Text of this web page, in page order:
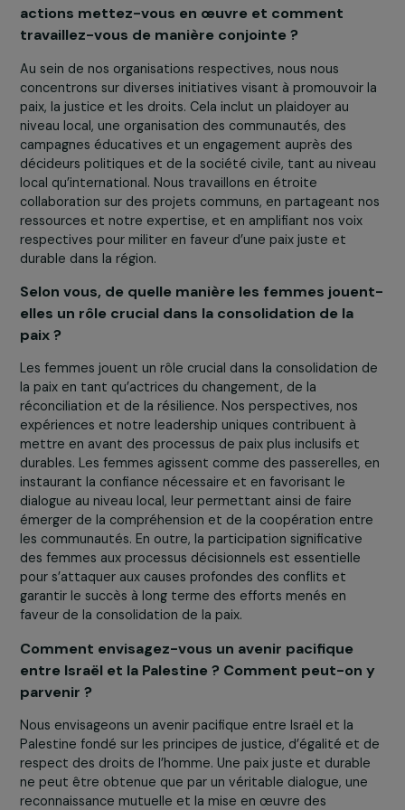
minées par la peur et le manque de sécurité, tant pour
Israélien.ne.s que pour les Palestinien.ne.s, nous a
Notre engagement en faveur de la paix découle donc
conviction qu’il s’agit non seulement d’un impératif
mais aussi d’une nécessité pratique pour le bien-être
sécurité de tous.tes les habitant.e.s de la région.
Au sein de vos organisations respectives,
actions mettez-vous en œuvre et comment
travaillez-vous de manière conjointe ?
Au sein de nos organisations respectives, nous nous
paix, la justice et les droits. Cela inclut un plaidoyer au
niveau local, une organisation des communautés, des
campagnes éducatives et un engagement auprès des
décideurs politiques et de la société civile, tant au
local qu’international. Nous travaillons en étroite
collaboration sur des projets communs, en partageant
ressources et notre expertise, et en amplifiant nos voix
respectives pour militer en faveur d’une paix juste et
durable dans la région.
Selon vous, de quelle manière les femmes
elles un rôle crucial dans la consolidation de la
paix ?
Les femmes jouent un rôle crucial dans la consolidation
la paix en tant qu’actrices du changement, de la
expériences et notre leadership uniques contribuent à
mettre en avant des processus de paix plus inclusifs et
durables. Les femmes agissent comme des passerelles,
instaurant la confiance nécessaire et en favorisant le
dialogue au niveau local, leur permettant ainsi de faire
émerger de la compréhension et de la coopération
les communautés. En outre, la participation significative
des femmes aux processus décisionnels est essentielle